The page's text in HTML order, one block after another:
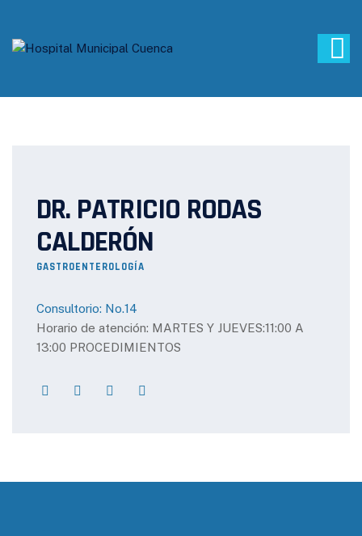
DR. PATRICIO RODAS
CALDERÓN
GASTROENTEROLOGÍA
Consultorio: No.14
Horario de atención: MARTES Y JUEVES:11:00 A
13:00 PROCEDIMIENTOS